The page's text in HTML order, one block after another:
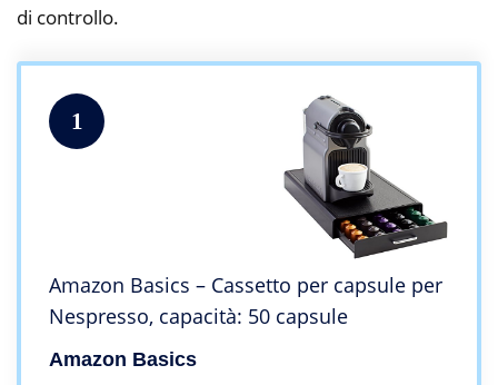
di controllo.
1
Amazon Basics – Cassetto per capsule per
Nespresso, capacità: 50 capsule
Amazon Basics